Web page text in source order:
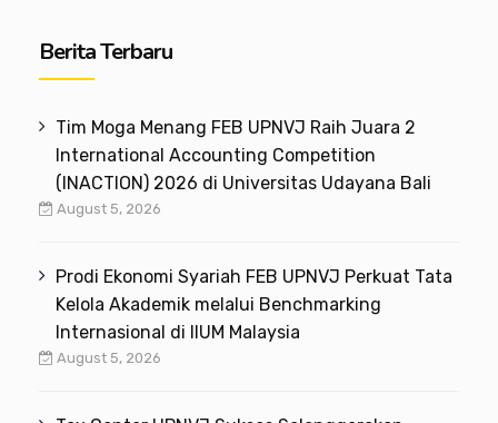
Berita Terbaru
Tim Moga Menang FEB UPNVJ Raih Juara 2
International Accounting Competition
(INACTION) 2026 di Universitas Udayana Bali
August 5, 2026
Prodi Ekonomi Syariah FEB UPNVJ Perkuat Tata
Kelola Akademik melalui Benchmarking
Internasional di IIUM Malaysia
August 5, 2026